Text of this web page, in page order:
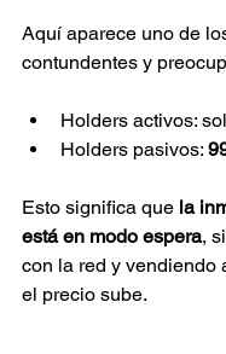
Aquí aparece uno de
contundentes y
Holders activos:
Holders pasivos:
Esto significa que la
está en modo espera,
con la red y vendiendo
el precio sube.